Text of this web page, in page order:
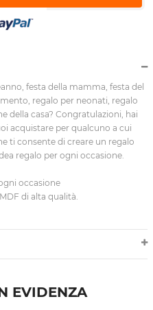
festa della mamma, festa del
regalo per neonati, regalo
della casa? Congratulazioni, hai
acquistare per qualcuno a cui
ti consente di creare un regalo
regalo per ogni occasione.
occasione
di alta qualità.
EVIDENZA